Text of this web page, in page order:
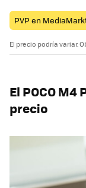
PVP en
El precio podría variar.
El POCO
precio